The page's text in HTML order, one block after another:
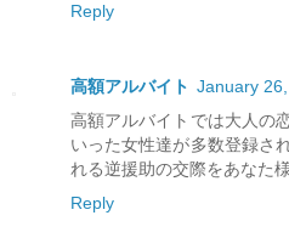
Reply
高額アルバイト January
高額アルバイトでは大人の
いった女性達が多数登録さ
れる逆援助の交際をあなた
Reply